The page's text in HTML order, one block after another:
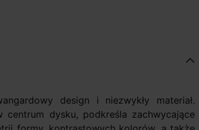
design i niezwykły materiał.
centrum dysku, podkreśla zachwycające